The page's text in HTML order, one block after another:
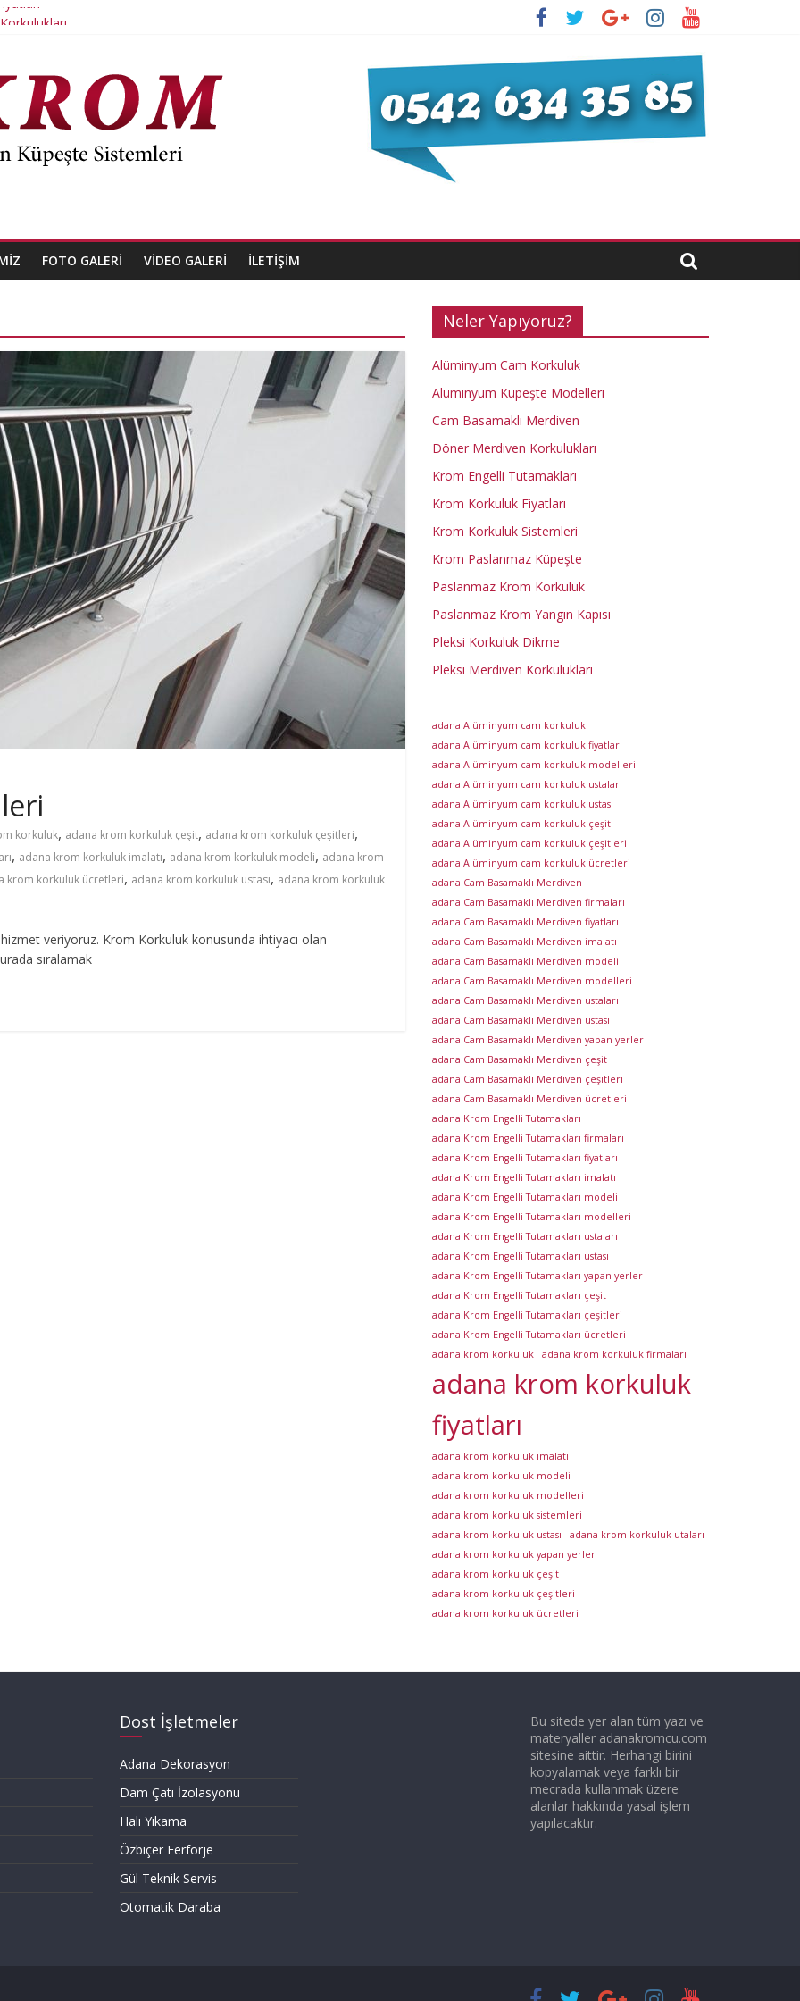
Kapısı
Korkuluk
FOTO GALERI VIDEO GALERI İLETIŞIM
korkuluk, adana krom korkuluk çeşit, adana krom korkuluk çeşitleri,
, adana krom korkuluk imalatı, adana krom korkuluk modeli, adana krom
krom korkuluk ücretleri, adana krom korkuluk ustası, adana krom korkuluk
veriyoruz. Krom Korkuluk konusunda ihtiyacı olan
sıralamak
Neler Yapıyoruz?
Alüminyum Cam Korkuluk
Alüminyum Küpeşte Modelleri
Cam Basamaklı Merdiven
Döner Merdiven Korkulukları
Krom Engelli Tutamakları
Krom Korkuluk Fiyatları
Krom Korkuluk Sistemleri
Krom Paslanmaz Küpeşte
Paslanmaz Krom Korkuluk
Paslanmaz Krom Yangın Kapısı
Pleksi Korkuluk Dikme
Pleksi Merdiven Korkulukları
adana Alüminyum cam korkuluk
adana Alüminyum cam korkuluk fiyatları
adana Alüminyum cam korkuluk modelleri
adana Alüminyum cam korkuluk ustaları
adana Alüminyum cam korkuluk ustası
adana Alüminyum cam korkuluk çeşit
adana Alüminyum cam korkuluk çeşitleri
adana Alüminyum cam korkuluk ücretleri
adana Cam Basamaklı Merdiven
adana Cam Basamaklı Merdiven firmaları
adana Cam Basamaklı Merdiven fiyatları
adana Cam Basamaklı Merdiven imalatı
adana Cam Basamaklı Merdiven modeli
adana Cam Basamaklı Merdiven modelleri
adana Cam Basamaklı Merdiven ustaları
adana Cam Basamaklı Merdiven ustası
adana Cam Basamaklı Merdiven yapan yerler
adana Cam Basamaklı Merdiven çeşit
adana Cam Basamaklı Merdiven çeşitleri
adana Cam Basamaklı Merdiven ücretleri
adana Krom Engelli Tutamakları
adana Krom Engelli Tutamakları firmaları
adana Krom Engelli Tutamakları fiyatları
adana Krom Engelli Tutamakları imalatı
adana Krom Engelli Tutamakları modeli
adana Krom Engelli Tutamakları modelleri
adana Krom Engelli Tutamakları ustaları
adana Krom Engelli Tutamakları ustası
adana Krom Engelli Tutamakları yapan yerler
adana Krom Engelli Tutamakları çeşit
adana Krom Engelli Tutamakları çeşitleri
adana Krom Engelli Tutamakları ücretleri
adana krom korkuluk
adana krom korkuluk firmaları
adana krom korkuluk
fiyatları
adana krom korkuluk imalatı
adana krom korkuluk modeli
adana krom korkuluk modelleri
adana krom korkuluk sistemleri
adana krom korkuluk ustası
adana krom korkuluk utaları
adana krom korkuluk yapan yerler
adana krom korkuluk çeşit
adana krom korkuluk çeşitleri
adana krom korkuluk ücretleri
Dost İşletmeler
Adana Dekorasyon
Dam Çatı İzolasyonu
Halı Yıkama
Özbiçer Ferforje
Gül Teknik Servis
Otomatik Daraba
Bu sitede yer alan tüm yazı ve
materyaller adanakromcu.com
sitesine aittir. Herhangi birini
kopyalamak veya farklı bir
mecrada kullanmak üzere
alanlar hakkında yasal işlem
yapılacaktır.